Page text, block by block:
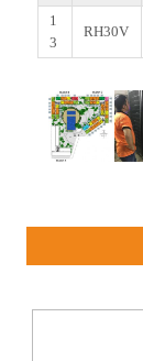
1
3
RH30V